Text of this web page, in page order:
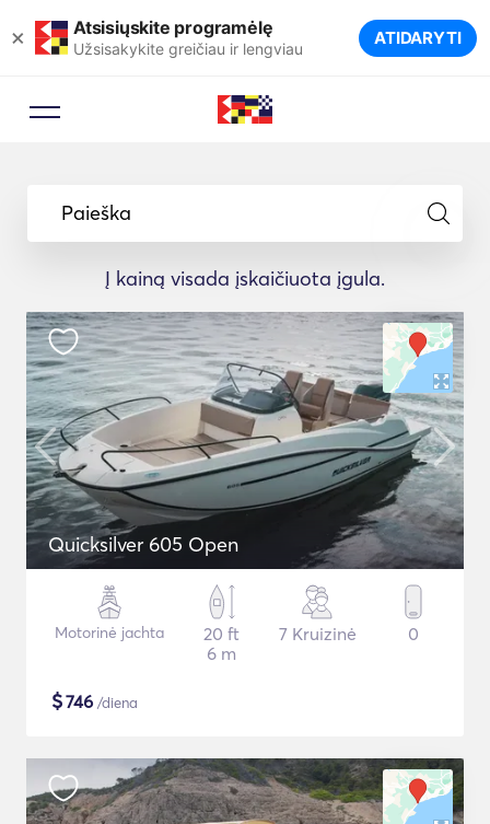
× Atsisiųskite programėlę
Užsisakykite greičiau ir lengviau ATIDARYTI
Paieška
Į kainą visada įskaičiuota įgula.
Quicksilver 605 Open
Motorinė jachta
20 ft
6 m
7 Kruizinė 0
$746 /diena